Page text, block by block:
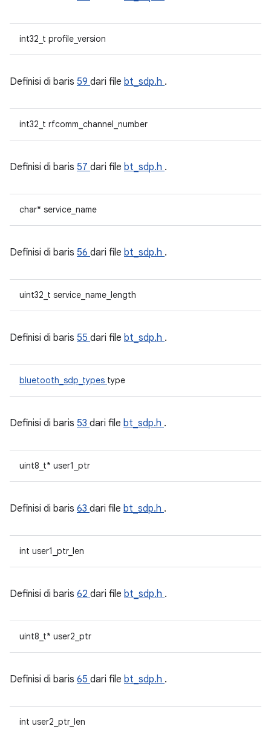
int32_t profile_version
Definisi di baris 59 dari file bt_sdp.h .
int32_t rfcomm_channel_number
Definisi di baris 57 dari file bt_sdp.h .
char* service_name
Definisi di baris 56 dari file bt_sdp.h .
uint32_t service_name_length
Definisi di baris 55 dari file bt_sdp.h .
bluetooth_sdp_types type
Definisi di baris 53 dari file bt_sdp.h .
uint8_t* user1_ptr
Definisi di baris 63 dari file bt_sdp.h .
int user1_ptr_len
Definisi di baris 62 dari file bt_sdp.h .
uint8_t* user2_ptr
Definisi di baris 65 dari file bt_sdp.h .
int user2_ptr_len